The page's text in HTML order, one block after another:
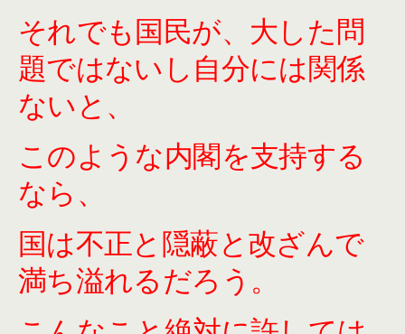
それでも国民が、大した問
題ではないし自分には関係
ないと、
このような内閣を支持する
なら、
国は不正と隠蔽と改ざんで
満ち溢れるだろう。